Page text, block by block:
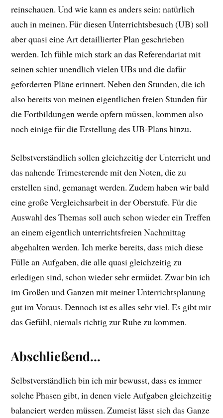
reinschauen. Und wie kann es anders sein: natürlich
auch in meinen. Für diesen Unterrichtsbesuch (UB) soll
aber quasi eine Art detaillierter Plan geschrieben
werden. Ich fühle mich stark an das Referendariat mit
seinen schier unendlich vielen UBs und die dafür
geforderten Pläne erinnert. Neben den Stunden, die ich
also bereits von meinen eigentlichen freien Stunden für
die Fortbildungen werde opfern müssen, kommen also
noch einige für die Erstellung des UB-Plans hinzu.
Selbstverständlich sollen gleichzeitig der Unterricht und
das nahende Trimesterende mit den Noten, die zu
erstellen sind, gemanagt werden. Zudem haben wir bald
eine große Vergleichsarbeit in der Oberstufe. Für die
Auswahl des Themas soll auch schon wieder ein Treffen
an einem eigentlich unterrichtsfreien Nachmittag
abgehalten werden. Ich merke bereits, dass mich diese
Fülle an Aufgaben, die alle quasi gleichzeitig zu
erledigen sind, schon wieder sehr ermüdet. Zwar bin ich
im Großen und Ganzen mit meiner Unterrichtsplanung
gut im Voraus. Dennoch ist es alles sehr viel. Es gibt mir
das Gefühl, niemals richtig zur Ruhe zu kommen.
Abschließend…
Selbstverständlich bin ich mir bewusst, dass es immer
solche Phasen gibt, in denen viele Aufgaben gleichzeitig
balanciert werden müssen. Zumeist lässt sich das Ganze